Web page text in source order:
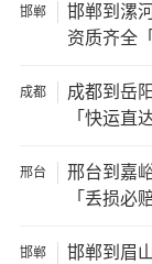
温馨提示
需详细了解最低
★ 由于货运运
运的所有物品
邯郸
邯郸到漯
资质齐全
成都
成都到岳
「快运直达
邢台
邢台到嘉
「丢损必赔
邯郸
邯郸到眉